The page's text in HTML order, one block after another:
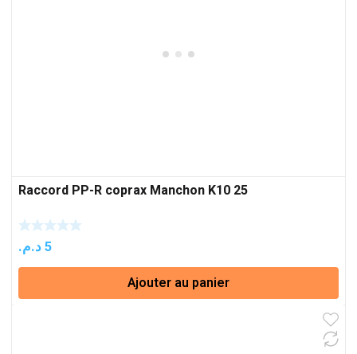
Raccord PP-R coprax Manchon K10 25
5د.م.
Ajouter au panier